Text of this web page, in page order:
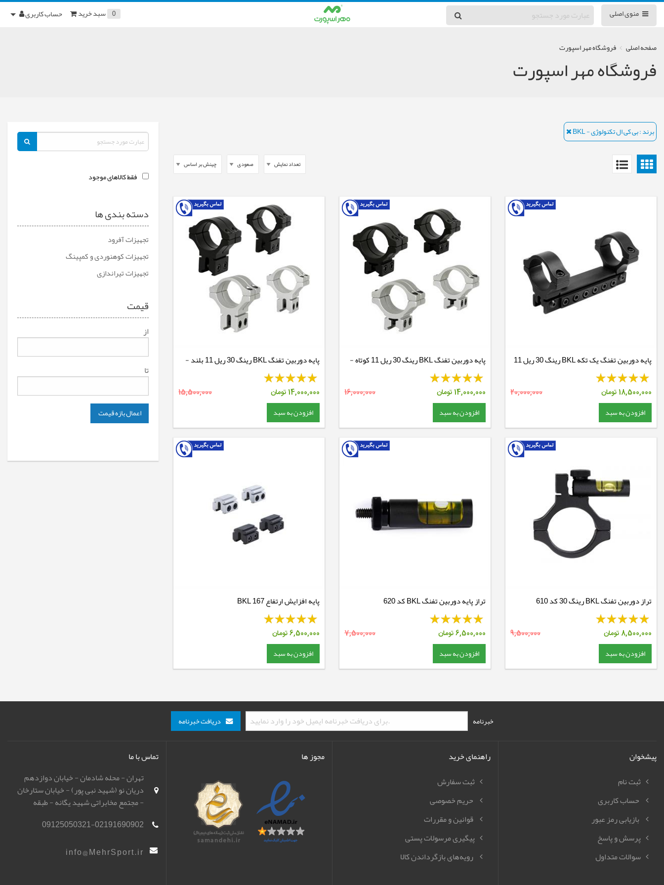
منوی اصلی حساب کاربری 0 سبد خرید
صفحه اصلی فروشگاه مهر اسپورت
فروشگاه مهر اسپورت
برند : بی کی ال تکنولوژی - BKL
پایه دوربین تفنگ یک تکه BKL رینگ 30 ریل 11
- BKL 388
18,500,000 تومان 20,000,000
افزودن به سبد
پایه دوربین تفنگ BKL رینگ 30 ریل 11 کوتاه -
BKL 304
14,000,000 تومان 16,000,000
افزودن به سبد
پایه دوربین تفنگ BKL رینگ 30 ریل 11 بلند -
BKL301
14,000,000 تومان 15,500,000
افزودن به سبد
تراز دوربین تفنگ BKL رینگ 30 کد 610
8,500,000 تومان 9,500,000
افزودن به سبد
تراز پایه دوربین تفنگ BKL کد 620
6,500,000تومان 7,500,000
افزودن به سبد
پایه افزایش ارتفاع BKL 167
6,500,000تومان
افزودن به سبد
فقط کالاهای موجود
دسته بندی ها
تجهیزات آفرود
تجهیزات کوهنوردی و کمپینگ
تجهیزات تیراندازی
قیمت
از
تا
اعمال بازه قیمت
خبرنامه دریافت خبرنامه
پیشخوان
ثبت نام
حساب کاربری
بازیابی رمز عبور
پرسش و پاسخ
سوالات متداول
راهنمای خرید
ثبت سفارش
حریم خصوصی
قوانین و مقررات
پیگیری مرسولات پستی
رویه‌های بازگرداندن کالا
مجوز ها
تماس با ما
تهران - محله شادمان - خیابان دوازدهم
دریان نو (شهید نبی پور) - خیابان ستارخان
- مجتمع مخابراتی شهید یگانه - طبقه
(مهرگان)
09125050321-02191690902
info@MehrSport.ir